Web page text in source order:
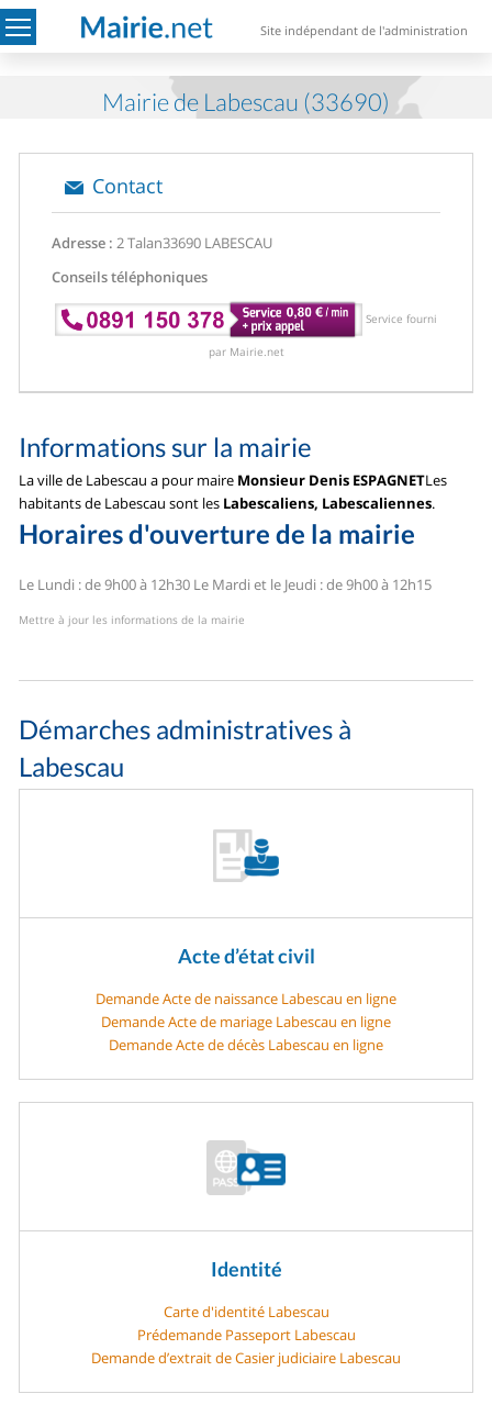
Site indépendant de l'administration
Mairie de Labescau (33690)
Contact
Adresse : 2 Talan33690 LABESCAU
Conseils téléphoniques
Service fourni
par Mairie.net
Informations sur la mairie
La ville de Labescau a pour maire Monsieur Denis ESPAGNETLes
habitants de Labescau sont les Labescaliens, Labescaliennes.
Horaires d'ouverture de la mairie
Le Lundi : de 9h00 à 12h30 Le Mardi et le Jeudi : de 9h00 à 12h15
Mettre à jour les informations de la mairie
Démarches administratives à
Labescau
Acte d’état civil
Demande Acte de naissance Labescau en ligne
Demande Acte de mariage Labescau en ligne
Demande Acte de décès Labescau en ligne
Identité
Carte d'identité Labescau
Prédemande Passeport Labescau
Demande d’extrait de Casier judiciaire Labescau